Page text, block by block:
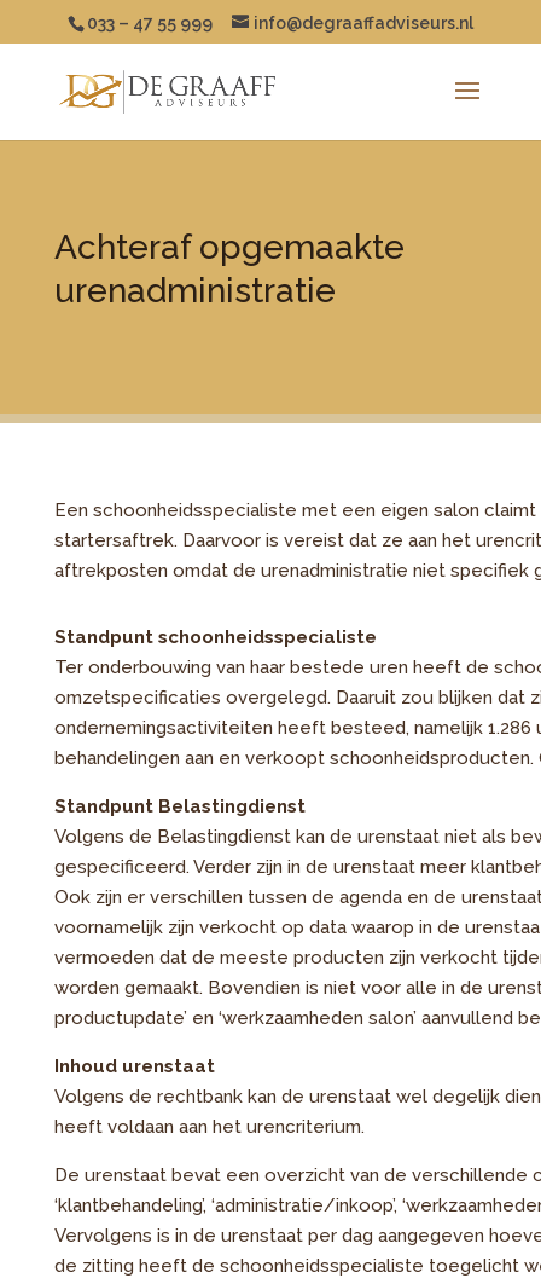
033 – 47 55 999 info@degraaffadviseurs.nl
Achteraf opgemaakte
urenadministratie
Een schoonheidsspecialiste met een eigen salon
startersaftrek. Daarvoor is vereist dat ze aan het
aftrekposten omdat de urenadministratie niet
Standpunt schoonheidsspecialiste
Ter onderbouwing van haar bestede uren heeft de
omzetspecificaties overgelegd. Daaruit zou blijken dat
ondernemingsactiviteiten heeft besteed, namelijk 1.286
behandelingen aan en verkoopt
Standpunt Belastingdienst
Volgens de Belastingdienst kan de urenstaat niet als
gespecificeerd. Verder zijn in de urenstaat meer
Ook zijn er verschillen tussen de agenda en de
voornamelijk zijn verkocht op data waarop in de
vermoeden dat de meeste producten zijn verkocht
worden gemaakt. Bovendien is niet voor alle in de
productupdate’ en ‘werkzaamheden salon’ aanvullend
Inhoud urenstaat
Volgens de rechtbank kan de urenstaat wel degelijk
heeft voldaan aan het urencriterium.
De urenstaat bevat een overzicht van de
‘klantbehandeling’, ‘administratie/inkoop’,
Vervolgens is in de urenstaat per dag aangegeven
de zitting heeft de schoonheidsspecialiste toegelicht